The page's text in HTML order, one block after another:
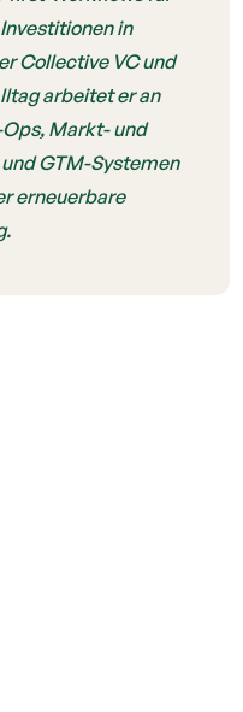
in
Collective VC und
arbeitet er an
Markt- und
GTM-Systemen
erneuerbare